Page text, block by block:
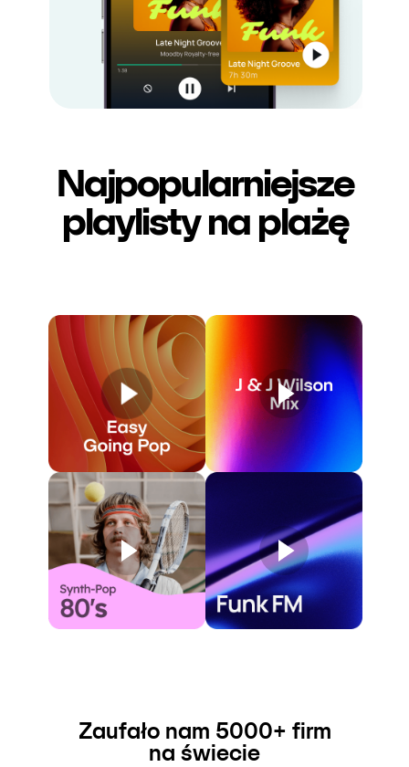
Najpopularniejsze
playlistyna plażę
Zaufało nam 5000+ firm
na świecie